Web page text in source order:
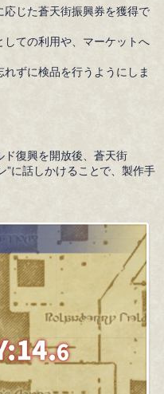
じた蒼天街振興券を獲得で
しての利用や、マーケットへ
ずに検品を行うようにしま
復興を開放後、蒼天街
”に話しかけることで、製作手